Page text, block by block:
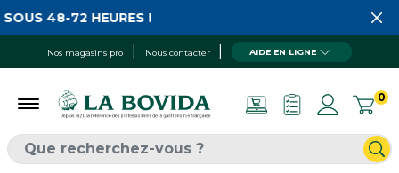
Nos magasins pro Nous contacter AIDE EN LIGNE
0
48-72 HEURES !